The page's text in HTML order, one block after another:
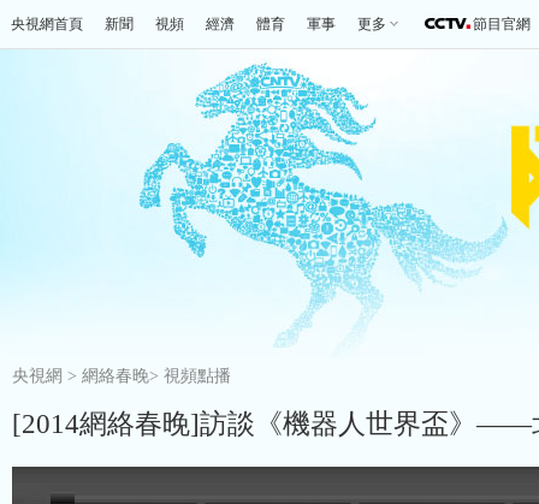
央視網首頁 新聞 視頻 經濟 體育 軍事 更多 節目官網
央視網 > 網絡春晚> 視頻點播
[2014網絡春晚]訪談《機器人世界盃》——